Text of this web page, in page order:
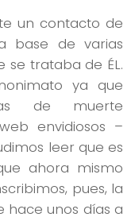
un contacto de
base de varias
se trataba de ÉL.
ya que
de muerte
envidiosos –
leer que es
ahora mismo
pues, la
hace unos días a